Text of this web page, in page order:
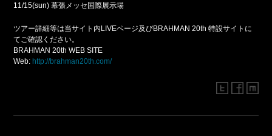
11/15(sun) 幕張メッセ国際展示場
ツアー詳細等は当サイト内LIVEページ及びBRAHMAN 20th 特設サイトに
てご確認ください。
BRAHMAN 20th WEB SITE
Web: http://brahman20th.com/